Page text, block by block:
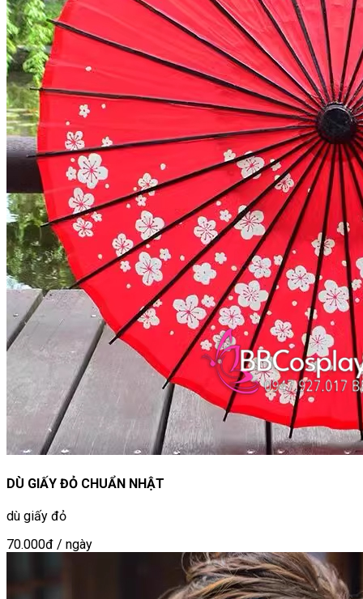
DÙ GIẤY ĐỎ CHUẨN NHẬT
dù giấy đỏ
70.000đ / ngày